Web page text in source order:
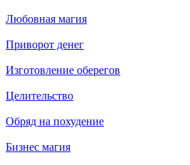
Любовная магия
Приворот денег
Изготовление оберегов
Целительство
Обряд на похудение
Бизнес магия